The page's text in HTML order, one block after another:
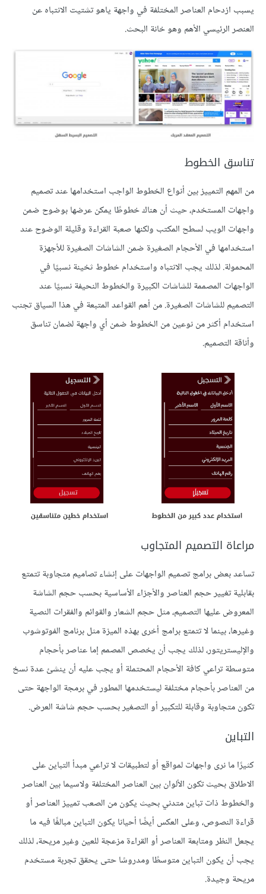
يسبب ازدحام العناصر المختلفة في واجهة ياهو تشتيت الانتباه عن
العنصر الرئيسي الأهم وهو خانة البحث.
تناسق الخطوط
من المهم التمييز بين أنواع الخطوط الواجب استخدامها عند تصميم
واجهات المستخدم، حيث أن هناك خطوطًا يمكن عرضها بوضوح ضمن
واجهات الويب لسطح المكتب ولكنها صعبة القراءة وقليلة الوضوح عند
استخدامها في الأحجام الصغيرة ضمن الشاشات الصغيرة للأجهزة
المحمولة. لذلك يجب الانتباه واستخدام خطوط ثخينة نسبيًا في
الواجهات المصممة للشاشات الكبيرة والخطوط النحيفة نسبيًا عند
التصميم للشاشات الصغيرة. من أهم القواعد المتبعة في هذا السياق تجنب
استخدام أكثر من نوعين من الخطوط ضمن أي واجهة لضمان تناسق
وأناقة التصميم.
مراعاة التصميم المتجاوب
تساعد بعض برامج تصميم الواجهات على إنشاء تصاميم متجاوبة تتمتع
بقابلية تغيير حجم العناصر والأجزاء الأساسية بحسب حجم الشاشة
المعروض عليها التصميم، مثل حجم الشعار والقوائم والفقرات النصية
وغيرها، بينما لا تتمتع برامج أخرى بهذه الميزة مثل برنامج الفوتوشوب
والإليستريتور، لذلك يجب أن يخصص المصمم إما عناصر بأحجام
متوسطة تراعي كافة الأحجام المحتملة أو يجب عليه أن ينشئ عدة نسخ
من العناصر بأحجام مختلفة ليستخدمها المطور في برمجة الواجهة حتى
تكون متجاوبة وقابلة للتكبير أو التصغير بحسب حجم شاشة العرض.
التباين
كثيرًا ما نرى واجهات لمواقع أو لتطبيقات لا تراعي مبدأ التباين على
الاطلاق بحيث تكون الألوان بين العناصر المختلفة ولاسيما بين العناصر
والخطوط ذات تباين متدني بحيث يكون من الصعب تمييز العناصر أو
قراءة النصوص، وعلى العكس أيضًا أحيانا يكون التباين مبالغًا فيه ما
يجعل النظر ومتابعة العناصر أو القراءة مزعجة للعين وغير مريحة، لذلك
يجب أن يكون التباين متوسطًا ومدروسًا حتى يحقق تجربة مستخدم
مريحة وجيدة.